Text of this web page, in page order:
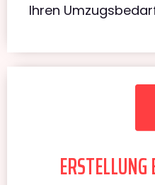
Ihren